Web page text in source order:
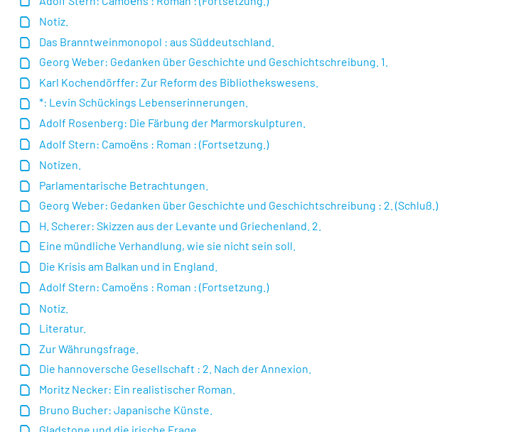
Notiz.
Das Branntweinmonopol : aus Süddeutschland.
Georg Weber: Gedanken über Geschichte und Geschichtschreibung. 1.
Karl Kochendörffer: Zur Reform des Bibliothekswesens.
*: Levin Schückings Lebenserinnerungen.
Adolf Rosenberg: Die Färbung der Marmorskulpturen.
Adolf Stern: Camoёns : Roman : (Fortsetzung.)
Notizen.
Parlamentarische Betrachtungen.
Georg Weber: Gedanken über Geschichte und Geschichtschreibung : 2. (Schluß.)
H. Scherer: Skizzen aus der Levante und Griechenland. 2.
Eine mündliche Verhandlung, wie sie nicht sein soll.
Die Krisis am Balkan und in England.
Adolf Stern: Camoёns : Roman : (Fortsetzung.)
Notiz.
Literatur.
Zur Währungsfrage.
Die hannoversche Gesellschaft : 2. Nach der Annexion.
Moritz Necker: Ein realistischer Roman.
Bruno Bucher: Japanische Künste.